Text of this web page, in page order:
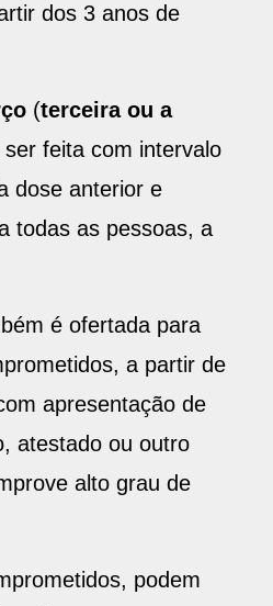
dos 3 anos de
(terceira ou a
feita com intervalo
dose anterior e
todas as pessoas, a
é ofertada para
a partir de
apresentação de
atestado ou outro
alto grau de
podem